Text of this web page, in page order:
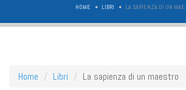
HOME LIBRI LA SAPIENZA DI UN
Home Libri La sapienza di un maestro